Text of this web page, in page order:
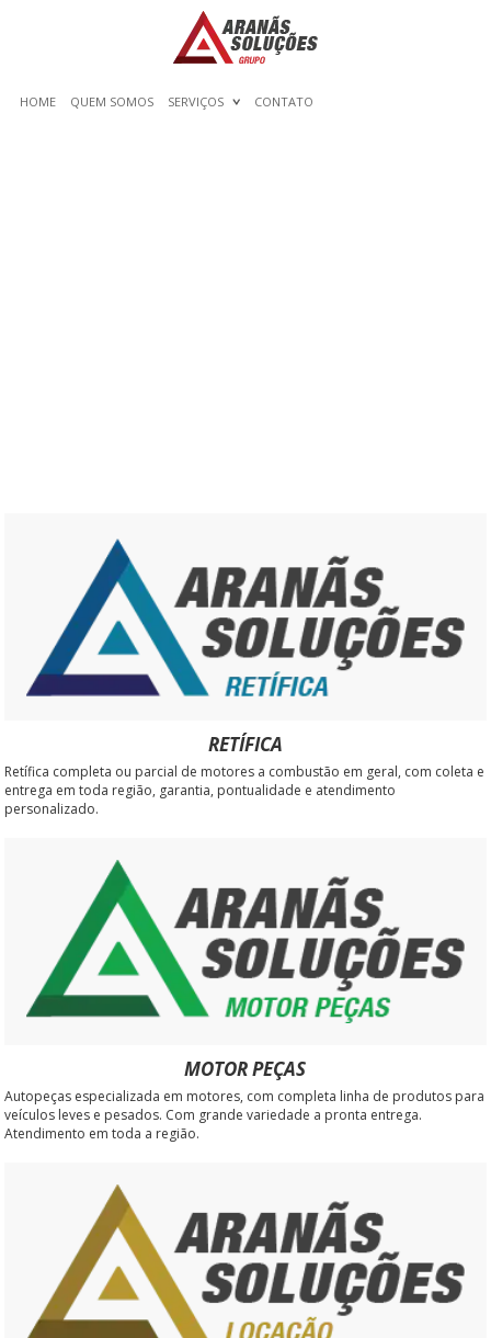
HOME QUEM SOMOS SERVIÇOS CONTATO
RETÍFICA
Retífica completa ou parcial de motores a combustão em geral, com coleta e
entrega em toda região, garantia, pontualidade e atendimento
personalizado.
MOTOR PEÇAS
Autopeças especializada em motores, com completa linha de produtos para
veículos leves e pesados. Com grande variedade a pronta entrega.
Atendimento em toda a região.